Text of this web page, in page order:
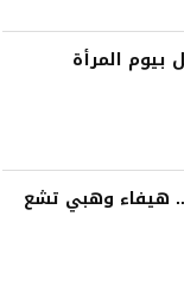
بيوم المرأة
هيفاء وهبي تشع